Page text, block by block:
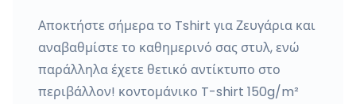
Αποκτήστε σήμερα το Tshirt για Ζευγάρια και
αναβαθμίστε το καθημερινό σας στυλ, ενώ
παράλληλα έχετε θετικό αντίκτυπο στο
περιβάλλον! κοντομάνικο T-shirt 150g/m²